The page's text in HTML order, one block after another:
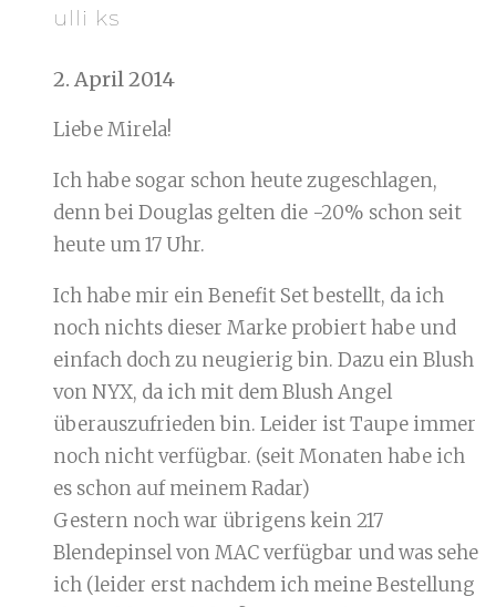
ulli ks
2. April 2014
Liebe Mirela!
Ich habe sogar schon heute zugeschlagen,
denn bei Douglas gelten die -20% schon seit
heute um 17 Uhr.
Ich habe mir ein Benefit Set bestellt, da ich
noch nichts dieser Marke probiert habe und
einfach doch zu neugierig bin. Dazu ein Blush
von NYX, da ich mit dem Blush Angel
überauszufrieden bin. Leider ist Taupe immer
noch nicht verfügbar. (seit Monaten habe ich
es schon auf meinem Radar)
Gestern noch war übrigens kein 217
Blendepinsel von MAC verfügbar und was sehe
ich (leider erst nachdem ich meine Bestellung